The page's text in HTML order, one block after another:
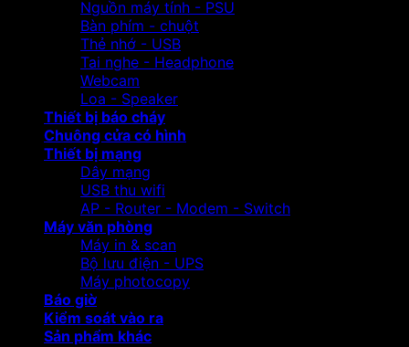
Nguồn máy tính - PSU
Bàn phím - chuột
Thẻ nhớ - USB
Tai nghe - Headphone
Webcam
Loa - Speaker
Thiết bị báo cháy
Chuông cửa có hình
Thiết bị mạng
Dây mạng
USB thu wifi
AP - Router - Modem - Switch
Máy văn phòng
Máy in & scan
Bộ lưu điện - UPS
Máy photocopy
Báo giờ
Kiểm soát vào ra
Sản phẩm khác